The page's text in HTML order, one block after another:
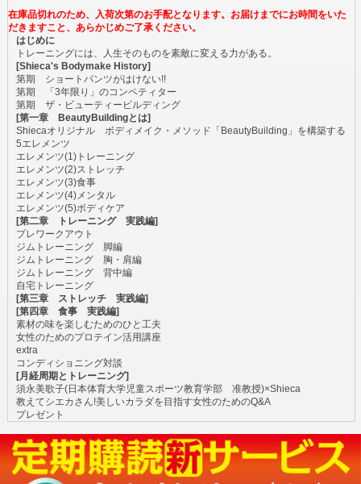
在庫品切れのため、入荷次第のお手配となります。お届けまでにお時間をいた
だきますこと、あらかじめご了承ください。
はじめに
トレーニングには、人生そのものを素敵に変える力がある。
[Shieca's Bodymake History]
第期 ショートパンツがはけない!!
第期 「3年限り」のコンペティター
第期 ザ・ビューティービルディング
[第一章 BeautyBuildingとは]
Shiecaオリジナル ボディメイク・メソッド「BeautyBuilding」を構築する
5エレメンツ
エレメンツ(1)トレーニング
エレメンツ(2)ストレッチ
エレメンツ(3)食事
エレメンツ(4)メンタル
エレメンツ(5)ボディケア
[第二章 トレーニング 実践編]
プレワークアウト
ジムトレーニング 脚編
ジムトレーニング 胸・肩編
ジムトレーニング 背中編
自宅トレーニング
[第三章 ストレッチ 実践編]
[第四章 食事 実践編]
素材の味を楽しむためのひと工夫
女性のためのプロテイン活用講座
extra
コンディショニング対談
[月経周期とトレーニング]
須永美歌子(日本体育大学児童スポーツ教育学部 准教授)×Shieca
教えてシエカさん!美しいカラダを目指す女性のためのQ&A
プレゼント